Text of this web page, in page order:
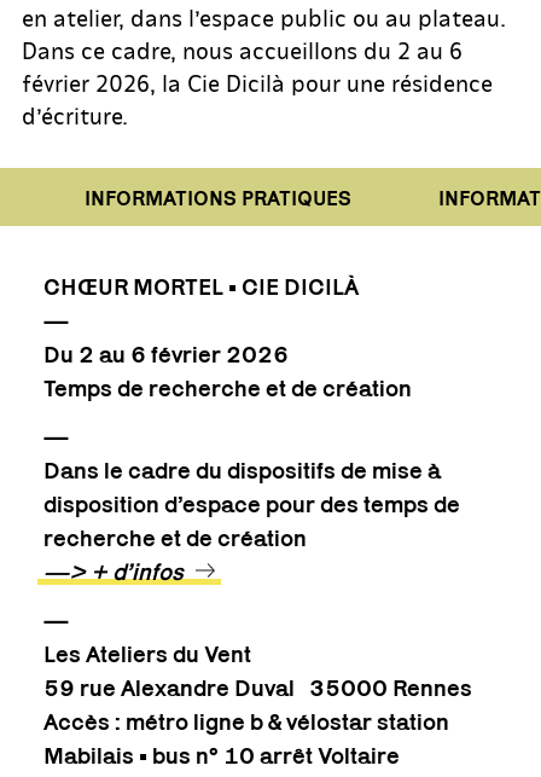
en atelier, dans l’espace public ou au plateau.
Dans ce cadre, nous accueillons du 2 au 6
février 2026, la Cie Dicilà pour une résidence
d’écriture.
INFORMATIONS PRATIQUES
CHŒUR MORTEL • CIE DICILÀ
—
Du 2 au 6 février 2026
Temps de recherche et de création
—
Dans le cadre du dispositifs de mise à
disposition d’espace pour des temps de
recherche et de création
—> + d’infos
—
Les Ateliers du Vent
59 rue Alexandre Duval 35000 Rennes
Accès : métro ligne b & vélostar station
Mabilais • bus n° 10 arrêt Voltaire